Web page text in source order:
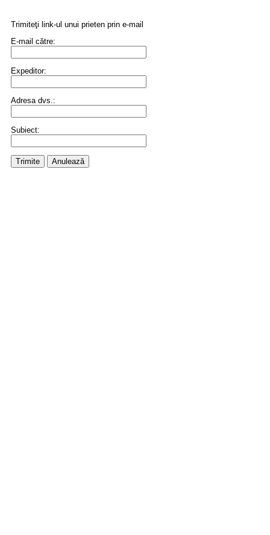
Trimiteţi link-ul unui prieten prin e-mail
E-mail către:
Expeditor:
Adresa dvs.:
Subiect:
Trimite Anulează